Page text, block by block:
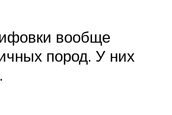
вообще
пород. У них